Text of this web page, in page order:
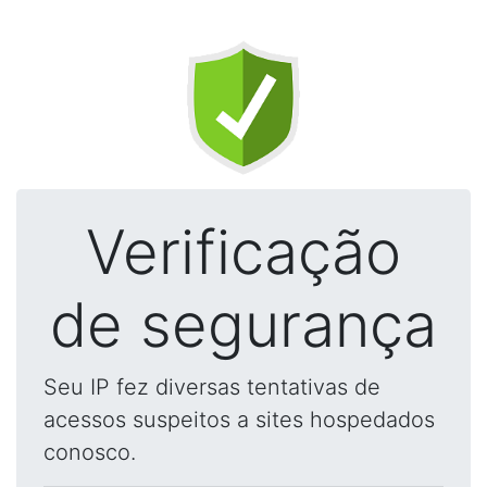
Verificação
de segurança
Seu IP fez diversas tentativas de
acessos suspeitos a sites hospedados
conosco.